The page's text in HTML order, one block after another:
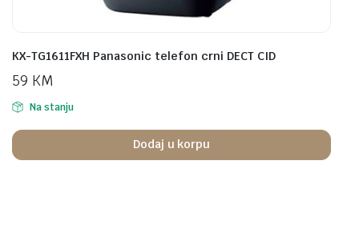
KX-TG1611FXH Panasonic telefon crni DECT CID
59 KM
Na stanju
Dodaj u korpu